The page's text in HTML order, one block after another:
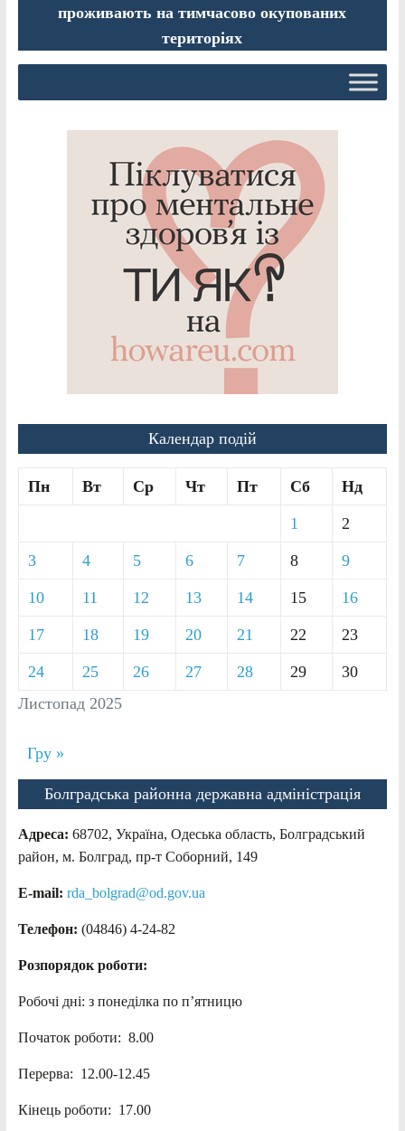
проживають на тимчасово окупованих
територіях
Календар подій
Листопад 2025
Пн Вт Ср Чт Пт Сб Нд
1 2
3 4 5 6 7 8 9
10 11 12 13 14 15 16
17 18 19 20 21 22 23
24 25 26 27 28 29 30
Гру »
Болградська районна державна адміністрація
Адреса: 68702, Україна, Одеська область, Болградський
район, м. Болград, пр-т Соборний, 149
E-mail: rda_bolgrad@od.gov.ua
Телефон: (04846) 4-24-82
Розпорядок роботи:
Робочі дні: з понеділка по п’ятницю
Початок роботи: 8.00
Перерва: 12.00-12.45
Кінець роботи: 17.00